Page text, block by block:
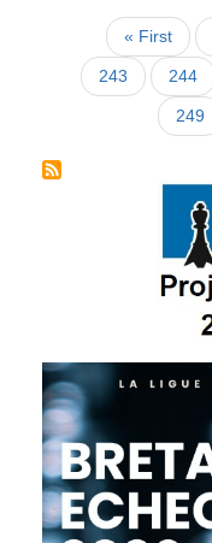
PaginationPremière
page
« First
Page
243 Page
244
Page
249